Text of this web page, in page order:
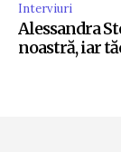
Interviuri
Alessandra
noastră, iar